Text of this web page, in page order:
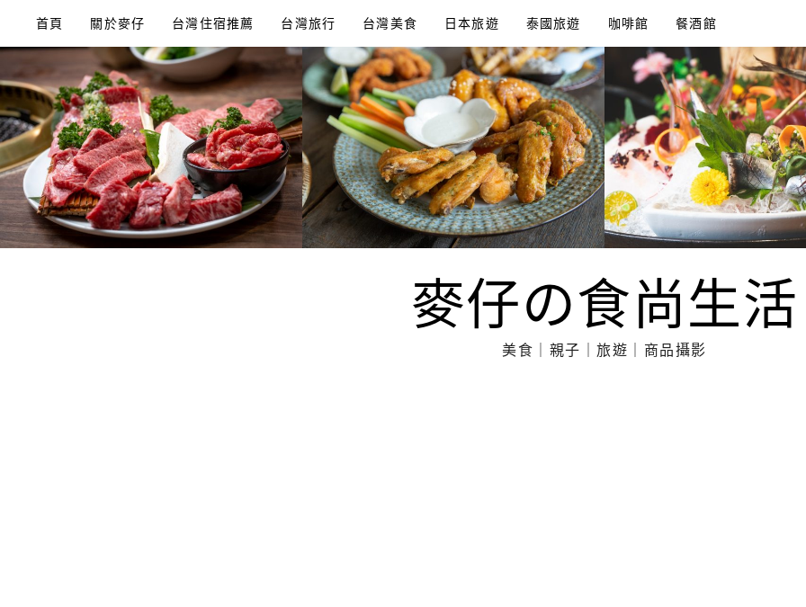
content
首頁 關於麥仔 台灣住宿推薦 台灣旅行 台灣美食 日本旅遊 泰國旅遊 咖啡館 餐酒館
麥仔の食尚生活
美食｜親子｜旅遊｜商品攝影